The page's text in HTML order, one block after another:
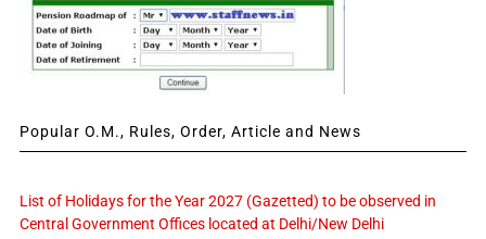
Popular O.M., Rules, Order, Article and News
List of Holidays for the Year 2027 (Gazetted) to be observed in
Central Government Offices located at Delhi/New Delhi